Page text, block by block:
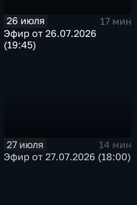
26 июля
17 мин
Эфир от 26.07.2026
(19:45)
27 июля
14 мин
Эфир от 27.07.2026 (18:00)